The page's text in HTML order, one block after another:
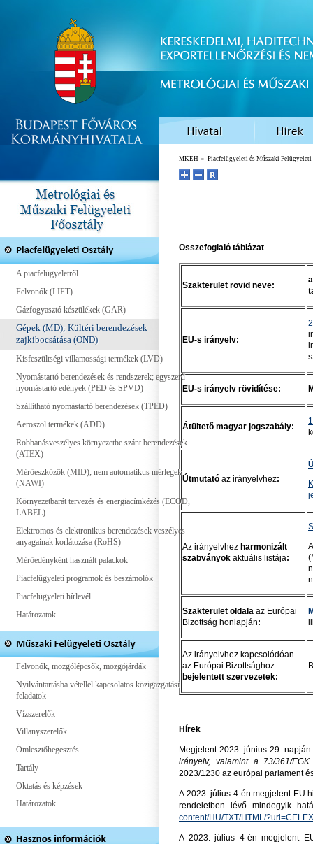
A piacfelügyeletről
Felvonók (LIFT)
Gázfogyasztó készülékek (GAR)
Gépek (MD); Kültéri berendezések
zajkibocsátása (OND)
Kisfeszültségi villamossági termékek (LVD)
Nyomástartó berendezések és rendszerek; egyszerű
nyomástartó edények (PED és SPVD)
Szállítható nyomástartó berendezések (TPED)
Aeroszol termékek (ADD)
Robbanásveszélyes környezetbe szánt berendezések
(ATEX)
Mérőeszközök (MID); nem automatikus mérlegek
(NAWI)
Környezetbarát tervezés és energiacímkézés (ECOD,
LABEL)
Elektromos és elektronikus berendezések veszélyes
anyagainak korlátozása (RoHS)
Mérőedényként használt palackok
Piacfelügyeleti programok és beszámolók
Piacfelügyeleti hírlevél
Határozatok
Felvonók, mozgólépcsők, mozgójárdák
Nyilvántartásba vétellel kapcsolatos közigazgatási
feladatok
Vízszerelők
Villanyszerelők
Ömlesztőhegesztés
Tartály
Oktatás és képzések
Határozatok
MKEH » Piacfelügyeleti és Műszaki Felügyeleti
Összefoglaló táblázat
Szakterület rövid neve:
EU-s irányelv:
EU-s irányelv rövidítése:
Átültető magyar jogszabály:
Útmutató az irányelvhez:
Az irányelvhez harmonizált
szabványok aktuális listája:
Szakterület oldala az Európai
Bizottság honlapján:
Az irányelvhez kapcsolódóan
az Európai Bizottsághoz
bejelentett szervezetek:
Hírek
Megjelent 2023. június 29.
irányelv, valamint a 73/361/
2023/1230 az európai parlament
A 2023. július 4-én megjelent EU
rendeletben lévő mindegyik
content/HU/TXT/HTML/
A 2023. július 4-én megjelent